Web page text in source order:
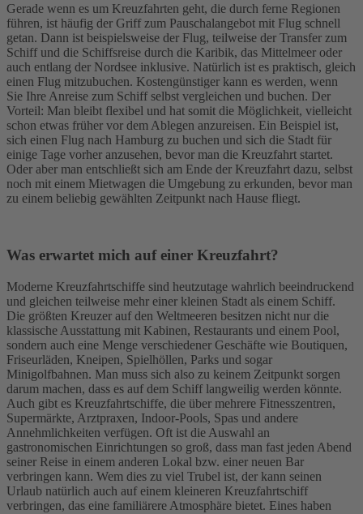
Gerade wenn es um Kreuzfahrten geht, die durch ferne Regionen
führen, ist häufig der Griff zum Pauschalangebot mit Flug schnell
getan. Dann ist beispielsweise der Flug, teilweise der Transfer zum
Schiff und die Schiffsreise durch die Karibik, das Mittelmeer oder
auch entlang der Nordsee inklusive. Natürlich ist es praktisch, gleich
einen Flug mitzubuchen. Kostengünstiger kann es werden, wenn
Sie Ihre Anreise zum Schiff selbst vergleichen und buchen. Der
Vorteil: Man bleibt flexibel und hat somit die Möglichkeit, vielleicht
schon etwas früher vor dem Ablegen anzureisen. Ein Beispiel ist,
sich einen Flug nach Hamburg zu buchen und sich die Stadt für
einige Tage vorher anzusehen, bevor man die Kreuzfahrt startet.
Oder aber man entschließt sich am Ende der Kreuzfahrt dazu, selbst
noch mit einem Mietwagen die Umgebung zu erkunden, bevor man
zu einem beliebig gewählten Zeitpunkt nach Hause fliegt.
Was erwartet mich auf einer Kreuzfahrt?
Moderne Kreuzfahrtschiffe sind heutzutage wahrlich beeindruckend
und gleichen teilweise mehr einer kleinen Stadt als einem Schiff.
Die größten Kreuzer auf den Weltmeeren besitzen nicht nur die
klassische Ausstattung mit Kabinen, Restaurants und einem Pool,
sondern auch eine Menge verschiedener Geschäfte wie Boutiquen,
Friseurläden, Kneipen, Spielhöllen, Parks und sogar
Minigolfbahnen. Man muss sich also zu keinem Zeitpunkt sorgen
darum machen, dass es auf dem Schiff langweilig werden könnte.
Auch gibt es Kreuzfahrtschiffe, die über mehrere Fitnesszentren,
Supermärkte, Arztpraxen, Indoor-Pools, Spas und andere
Annehmlichkeiten verfügen. Oft ist die Auswahl an
gastronomischen Einrichtungen so groß, dass man fast jeden Abend
seiner Reise in einem anderen Lokal bzw. einer neuen Bar
verbringen kann. Wem dies zu viel Trubel ist, der kann seinen
Urlaub natürlich auch auf einem kleineren Kreuzfahrtschiff
verbringen, das eine familiärere Atmosphäre bietet. Eines haben